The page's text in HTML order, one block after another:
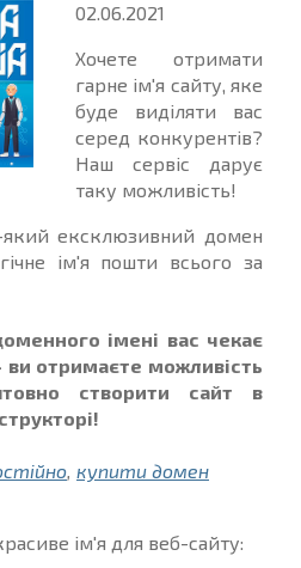
02.06.2021
Хочете отримати
гарне ім'я сайту, яке
буде виділяти вас
серед конкурентів?
Наш сервіс дарує
таку можливість!
ексклюзивний домен
ім'я пошти всього за
імені вас чекає
отримаєте можливість
створити сайт в
купити домен
ім'я для веб-сайту: